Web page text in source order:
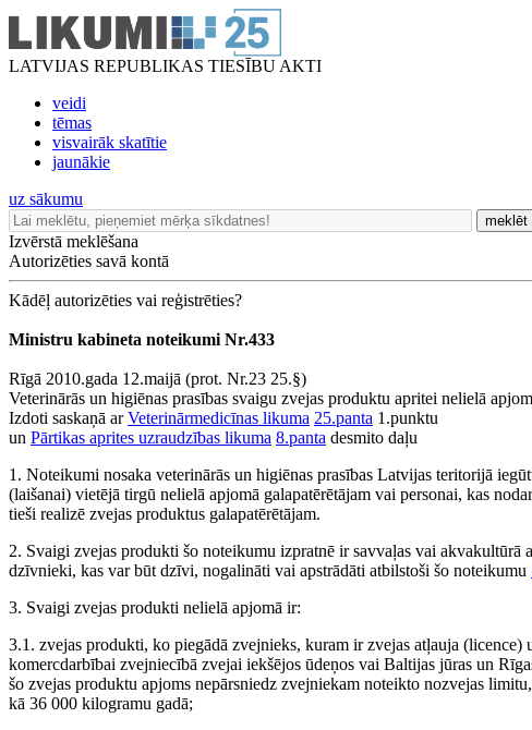
LATVIJAS REPUBLIKAS TIESĪBU AKTI
veidi
tēmas
visvairāk skatītie
jaunākie
uz sākumu
meklēt
Izvērstā meklēšana
Autorizēties savā kontā
Kādēļ autorizēties vai reģistrēties?
Ministru kabineta noteikumi Nr.433
Rīgā 2010.gada 12.maijā (prot. Nr.23 25.§)
Veterinārās un higiēnas prasības svaigu zvejas produktu apritei nelielā
Izdoti saskaņā arVeterinārmedicīnas likuma 25.panta 1.punktu
un Pārtikas aprites uzraudzības likuma 8.panta desmito daļu
1. Noteikumi nosaka veterinārās un higiēnas prasības Latvijas teritorijā
(laišanai) vietējā tirgū nelielā apjomā galapatērētājam vai personai, kas
tieši realizē zvejas produktus galapatērētājam.
2. Svaigi zvejas produkti šo noteikumu izpratnē ir savvaļas vai akvakultūrā
dzīvnieki, kas var būt dzīvi, nogalināti vai apstrādāti atbilstoši šo noteikumu
3. Svaigi zvejas produkti nelielā apjomā ir:
3.1. zvejas produkti, ko piegādā zvejnieks, kuram ir zvejas atļauja (licence)
komercdarbībai zvejniecībā zvejai iekšējos ūdeņos vai Baltijas jūras un
šo zvejas produktu apjoms nepārsniedz zvejniekam noteikto nozvejas
kā 36 000 kilogramu gadā;